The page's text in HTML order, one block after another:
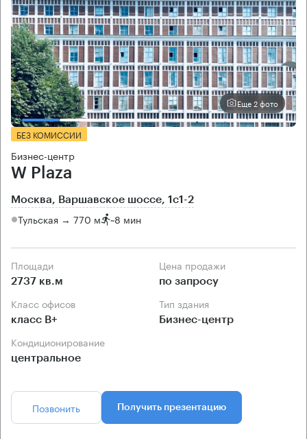
Еще 2 фото
БЕЗ КОМИССИИ
Бизнес-центр
W Plaza
Москва, Варшавское шоссе, 1с1-2
Тульская → 770 м ~8 мин
Площади
2737 кв.м
Цена продажи
по запросу
Класс офисов
класс B+
Тип здания
Бизнес-центр
Кондиционирование
центральное
Позвонить Получить презентацию